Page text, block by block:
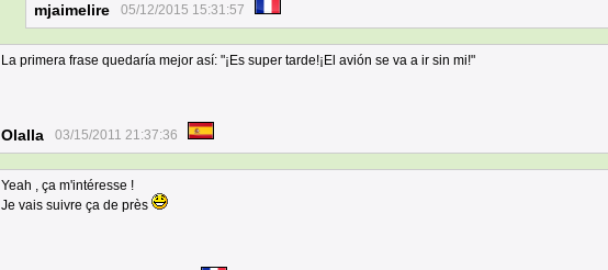
mjaimelire 05/12/2015 15:31:57
La primera frase quedaría mejor así: "¡Es super tarde!¡El avión se va a ir sin mi!"
Olalla 03/15/2011 21:37:36
Yeah , ça m'intéresse !
Je vais suivre ça de près